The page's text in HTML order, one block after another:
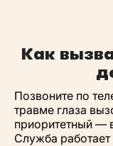
Как
Позвоните по
травме глаза
приоритетный —
Служба работает